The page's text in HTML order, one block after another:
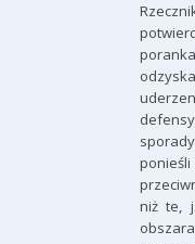
ponieśli
niż te,